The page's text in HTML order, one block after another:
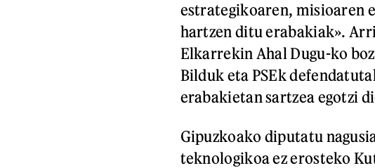
estrategikoaren, misioaren
hartzen ditu erabakiak».
Elkarrekin Ahal Dugu-ko
Bilduk eta PSEk
erabakietan sartzea egotzi
Gipuzkoako diputatu
teknologikoa ez erosteko